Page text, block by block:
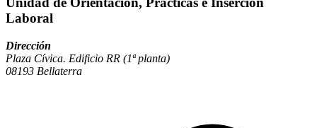
Laboral
Dirección
Plaza Cívica. Edificio RR (1ª planta)
08193 Bellaterra